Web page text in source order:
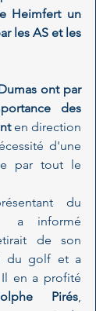
Heimfert un
les AS et les
ont par
des
en direction
d'une
par tout le
du
a informé
de son
du golf et a
en a profité
Pirés,